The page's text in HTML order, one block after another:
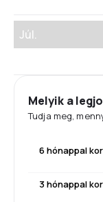
Júl.
Melyik a
Tudja meg,
6 hónappal
3 hónappal